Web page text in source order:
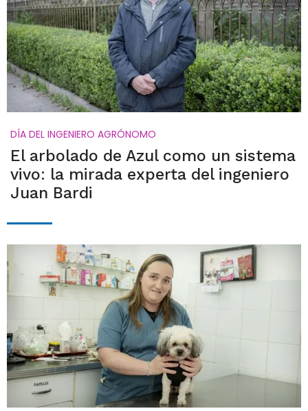
DÍA DEL INGENIERO AGRÓNOMO
El arbolado de Azul como un sistema
vivo: la mirada experta del ingeniero
Juan Bardi